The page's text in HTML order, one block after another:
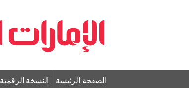
الصفحة الرئيسة النسخة الرقمية